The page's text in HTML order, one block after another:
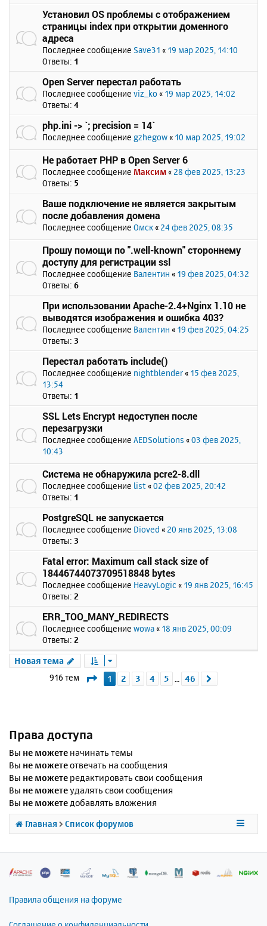
Установил OS проблемы с отображением
страницы index при открытии доменного
адреса
Последнее сообщение Save31 « 19 мар 2025, 14:10
Ответы: 1
Open Server перестал работать
Последнее сообщение viz_ko « 19 мар 2025, 14:02
Ответы: 4
php.ini -> `; precision = 14`
Последнее сообщение gzhegow « 10 мар 2025, 19:02
Не работает PHP в Open Server 6
Последнее сообщение Максим « 28 фев 2025, 13:23
Ответы: 5
Ваше подключение не является закрытым
после добавления домена
Последнее сообщение Омск « 24 фев 2025, 08:35
Прошу помощи по ".well-known" стороннему
доступу для регистрации ssl
Последнее сообщение Валентин « 19 фев 2025, 04:32
Ответы: 6
При использовании Apache-2.4+Nginx 1.10 не
выводятся изображения и ошибка 403?
Последнее сообщение Валентин « 19 фев 2025, 04:25
Ответы: 3
Перестал работать include()
Последнее сообщение nightblender « 15 фев 2025,
13:54
Ответы: 1
SSL Lets Encrypt недоступен после
перезагрузки
Последнее сообщение AEDSolutions «03 фев 2025,
10:43
Система не обнаружила pcre2-8.dll
Последнее сообщение list «02 фев 2025, 20:42
Ответы: 1
PostgreSQL не запускается
Последнее сообщение Dioved « 20 янв 2025, 13:08
Ответы: 3
Fatal error: Maximum call stack size of
18446744073709518848 bytes
Последнее сообщение HeavyLogic « 19 янв 2025, 16:45
Ответы: 2
ERR_TOO_MANY_REDIRECTS
Последнее сообщение wowa « 18 янв 2025, 00:09
Ответы: 2
Новая тема
916 тем Страница1 из 46
1 2 3 4 5 46
Права доступа
Вы не можете начинать темы
Вы не можетеотвечать на сообщения
Вы не можете редактировать свои сообщения
Вы не можетеудалять свои сообщения
Вы не можетедобавлять вложения
Главная Список форумов
Правила общения на форуме